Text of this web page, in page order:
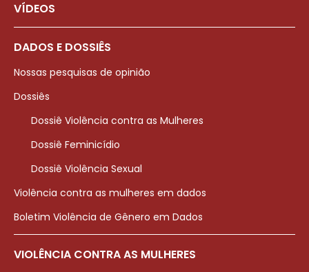
VÍDEOS
DADOS E DOSSIÊS
Nossas pesquisas de opinião
Dossiês
Dossiê Violência contra as Mulheres
Dossiê Feminicídio
Dossiê Violência Sexual
Violência contra as mulheres em dados
Boletim Violência de Gênero em Dados
VIOLÊNCIA CONTRA AS MULHERES